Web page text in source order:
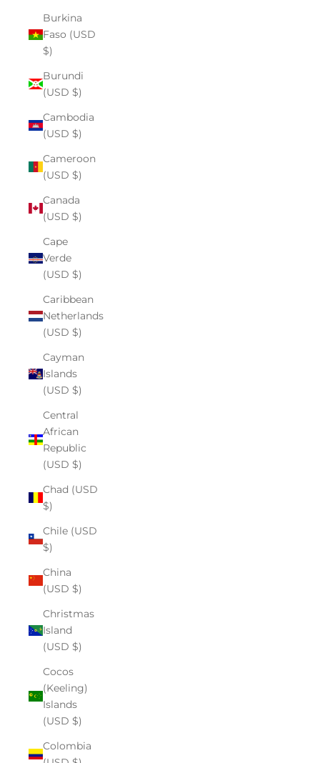
Burkina
Faso (USD
$)
Burundi
(USD $)
Cambodia
(USD $)
Cameroon
(USD $)
Canada
(USD $)
Cape
Verde
(USD $)
Caribbean
Netherlands
(USD $)
Cayman
Islands
(USD $)
Central
African
Republic
(USD $)
Chad (USD
$)
Chile (USD
$)
China
(USD $)
Christmas
Island
(USD $)
Cocos
(Keeling)
Islands
(USD $)
Colombia